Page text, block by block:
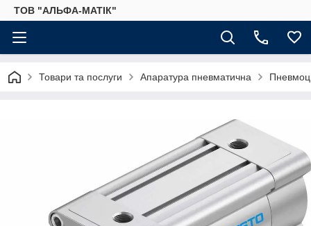
ТОВ "АЛЬФА-МАТІК"
Товари та послуги Апаратура пневматична